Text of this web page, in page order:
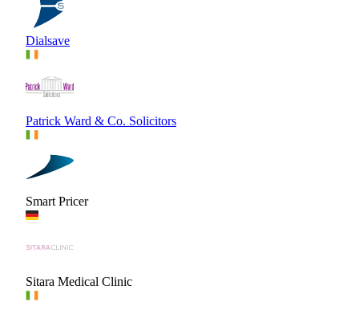
Dialsave
Patrick Ward & Co. Solicitors
Smart Pricer
Sitara Medical Clinic